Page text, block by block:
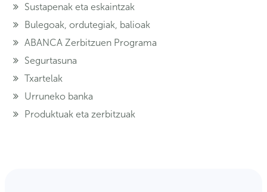
Sustapenak eta eskaintzak
Bulegoak, ordutegiak, balioak
ABANCA Zerbitzuen Programa
Segurtasuna
Txartelak
Urruneko banka
Produktuak eta zerbitzuak